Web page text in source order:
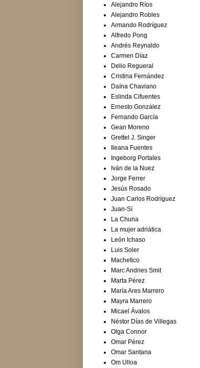
Alejandro Ríos
Alejandro Robles
Armando Rodríguez
Alfredo Pong
Andrés Reynaldo
Carmen Díaz
Delio Regueral
Cristina Fernández
Daína Chaviano
Eslinda Cifuentes
Ernesto González
Fernando García
Gean Moreno
Grettel J. Singer
Ileana Fuentes
Ingeborg Portales
Iván de la Nuez
Jorge Ferrer
Jesús Rosado
Juan Carlos Rodríguez
Juan-Sí
La Chuna
La mujer adriática
León Ichaso
Luis Soler
Machetico
Marc Andries Smit
Marta Pérez
María Ares Marrero
Mayra Marrero
Micael Ávalos
Néstor Días de Villegas
Olga Connor
Omar Pérez
Omar Santana
Om Ulloa